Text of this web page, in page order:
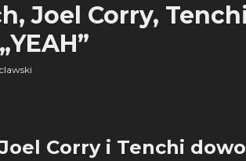
Joel Corry,
Corry i Tenchi